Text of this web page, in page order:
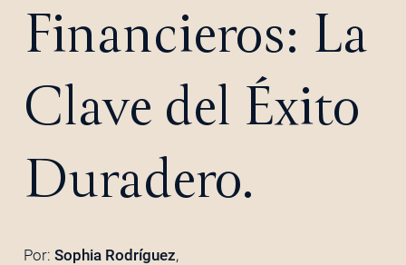
Financieros: La
Clave del Éxito
Duradero.
Por: Sophia Rodríguez,